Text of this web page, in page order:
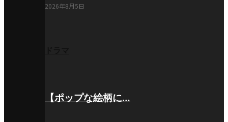
2026年8月5日
【ポップな絵柄に…